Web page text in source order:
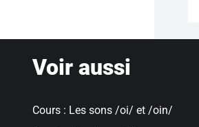
Voir aussi
Cours : Les sons /oi/ et /oin/